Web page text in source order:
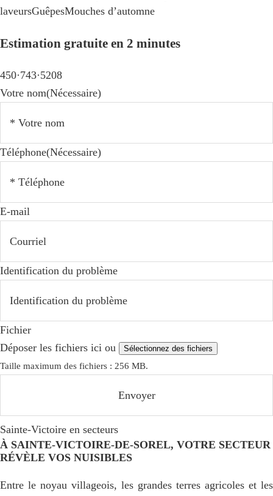
laveursGuêpesMouches d’automne
Estimation gratuite en 2 minutes
450·743·5208
Votre nom(Nécessaire)
Téléphone(Nécessaire)
E-mail
Identification du problème
Fichier
Déposer les fichiers ici ou
Sélectionnez des fichiers
Taille maximum des fichiers : 256 MB.
Sainte-Victoire en secteurs
À SAINTE-VICTOIRE-DE-SOREL, VOTRE SECTEUR
RÉVÈLE VOS NUISIBLES
Entre le noyau villageois, les grandes terres agricoles et les